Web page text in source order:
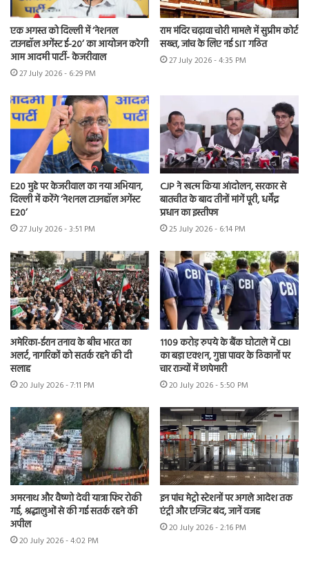
एक अगस्त को दिल्ली में ‘नेशनल
टाउनहॉल अगेंस्ट ई-20’ का आयोजन करेगी
आम आदमी पार्टी- केजरीवाल
27 July 2026 - 6:29 PM
राम मंदिर चढ़ावा चोरी मामले में सुप्रीम कोर्ट
सख्त, जांच के लिए नई SIT गठित
27 July 2026 - 4:35 PM
E20 मुद्दे पर केजरीवाल का नया अभियान,
दिल्ली में करेंगे ‘नेशनल टाउनहॉल अगेंस्ट
E20’
27 July 2026 - 3:51 PM
CJP ने खत्म किया आंदोलन, सरकार से
बातचीत के बाद तीनों मांगें पूरी, धर्मेंद्र
प्रधान का इस्तीफा
25 July 2026 - 6:14 PM
अमेरिका-ईरान तनाव के बीच भारत का
अलर्ट, नागरिकों को सतर्क रहने की दी
सलाह
20 July 2026 - 7:11 PM
1109 करोड़ रुपये के बैंक घोटाले में CBI
का बड़ा एक्शन, गुप्ता पावर के ठिकानों पर
चार राज्यों में छापेमारी
20 July 2026 - 5:50 PM
अमरनाथ और वैष्णो देवी यात्रा फिर रोकी
गई, श्रद्धालुओं से की गई सतर्क रहने की
अपील
20 July 2026 - 4:02 PM
इन पांच मेट्रो स्टेशनों पर अगले आदेश तक
एंट्री और एग्जिट बंद, जानें वजह
20 July 2026 - 2:16 PM